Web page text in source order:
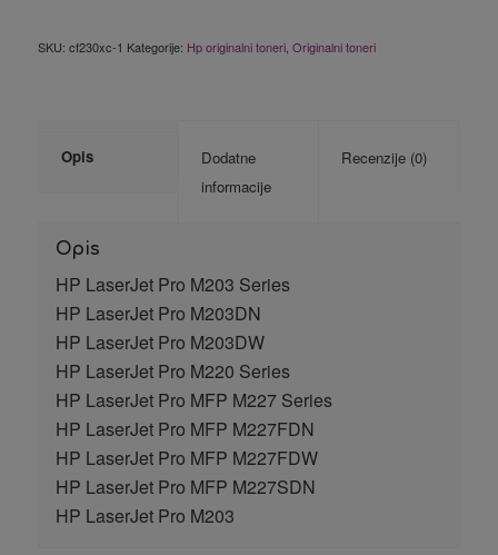
SKU: cf230xc-1 Kategorije: Hp originalni toneri, Originalni toneri
Opis
Dodatne
informacije
Recenzije (0)
Opis
HP LaserJet Pro M203 Series
HP LaserJet Pro M203DN
HP LaserJet Pro M203DW
HP LaserJet Pro M220 Series
HP LaserJet Pro MFP M227 Series
HP LaserJet Pro MFP M227FDN
HP LaserJet Pro MFP M227FDW
HP LaserJet Pro MFP M227SDN
HP LaserJet Pro M203